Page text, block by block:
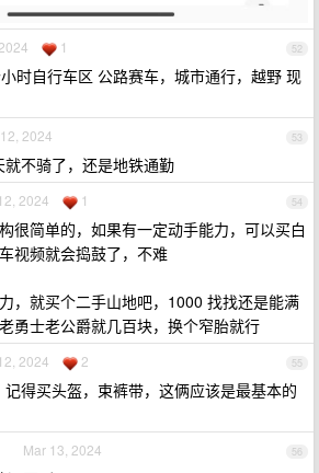
52
1
时自行车区 公路赛车，城市通行，越野 现
53
2024
就不骑了，还是地铁通勤
54
2024 1
很简单的，如果有一定动手能力，可以买白
视频就会捣鼓了，不难
，就买个二手山地吧，1000 找找还是能满
勇士老公爵就几百块，换个窄胎就行
55
2024 2
记得买头盔，束裤带，这俩应该是最基本的
56
Mar 13, 2024